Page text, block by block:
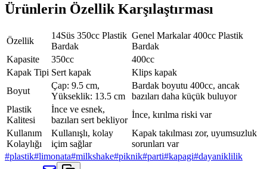
Ürünlerin Özellik Karşılaştırması
Özellik
14Süs 350cc Plastik
Bardak
Genel Markalar 400cc Plastik
Bardak
Kapasite
350cc
400cc
Kapak Tipi Sert kapak
Klips kapak
Boyut
Çap: 9.5 cm,
Yükseklik: 13.5 cm
Bardak boyutu 400cc, ancak
bazıları daha küçük buluyor
Plastik
Kalitesi
İnce ve esnek,
bazıları sert bekliyor
İnce, kırılma riski var
Kullanım
Kolaylığı
Kullanışlı, kolay
içim sağlar
Kapak takılması zor, uyumsuzluk
sorunları var
#plastik#limonata#milkshake#piknik#parti#kapagi#dayaniklilik